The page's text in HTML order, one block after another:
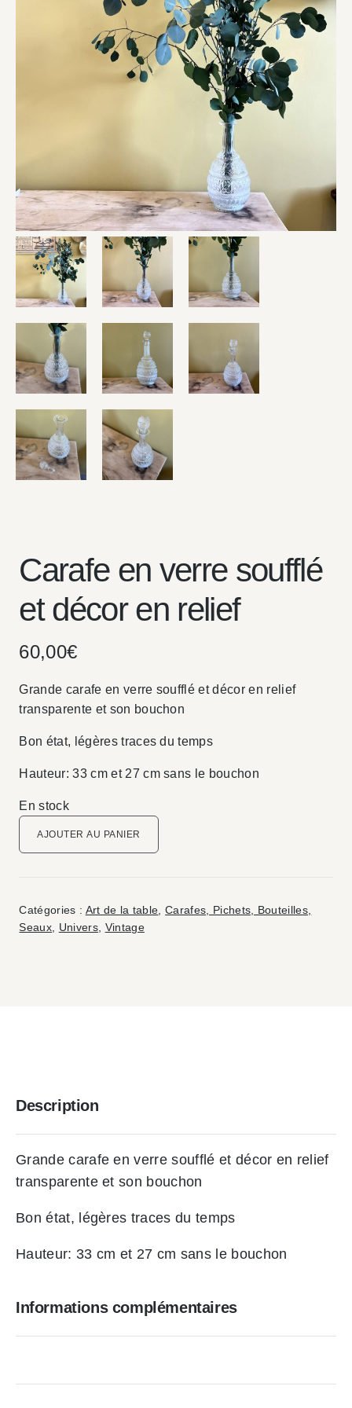
Carafe en verre soufflé
et décor en relief
60,00€
Grande carafe en verre soufflé et décor en relief
transparente et son bouchon
Bon état, légères traces du temps
Hauteur: 33 cm et 27 cm sans le bouchon
En stock
verre
soufflé
AJOUTER AU PANIER
Catégories : Art de la table,Carafes, Pichets, Bouteilles,
Seaux, Univers, Vintage
Description
Grande carafe en verre soufflé et décor en relief
transparente et son bouchon
Bon état, légères traces du temps
Hauteur: 33 cm et 27 cm sans le bouchon
Informations complémentaires